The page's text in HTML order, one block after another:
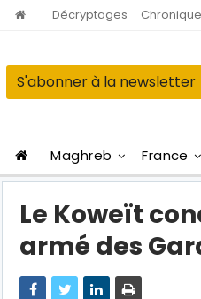
Décryptages
S'abonner à la newsletter
Maghreb France
Le Koweït
armé des